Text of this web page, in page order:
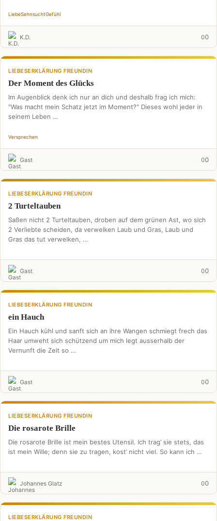
LiebeSehnsuchtGefühl
K.D. 00
LIEBESERKLÄRUNG FREUNDIN
Der Moment des Glücks
Im Augenblick denk ich nur an dich und deshalb frag ich mich:
"Was macht mein Schatz jetzt im Moment?" Dieses wohl jeder in
seinem Leben …
Versprechen
Gast 00
LIEBESERKLÄRUNG FREUNDIN
2 Turteltauben
Saßen nicht 2 Turteltauben, droben auf dem grünen Ast, wo sich
2 Verliebte scheiden, da verwelken Laub und Gras, Laub und
Gras das tut verwelken, …
Gast 00
LIEBESERKLÄRUNG FREUNDIN
ein Hauch
Ein Hauch kühl und sanft sich an ihre Wangen schmiegt frech das
Haar umweht sich schützend um mich legt ausserhalb der
Vernunft die Zeit so …
Gast 00
LIEBESERKLÄRUNG FREUNDIN
Die rosarote Brille
Die rosarote Brille ist mein bestes Utensil. Ich trag’ sie stets, das
ist mein Wille; denn sie zu tragen, kost’ nicht viel. So kann ich …
Johannes Glatz 00
LIEBESERKLÄRUNG FREUNDIN